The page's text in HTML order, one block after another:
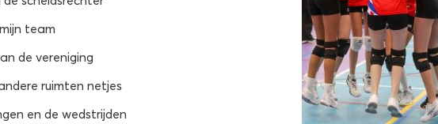
team
de vereniging
ruimten netjes
en de wedstrijden